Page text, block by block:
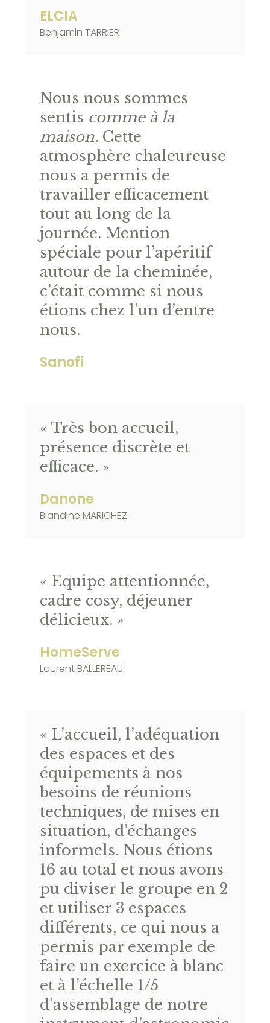
ELCIA
Benjamin TARRIER
Nous nous sommes
sentis comme à la
maison. Cette
atmosphère chaleureuse
nous a permis de
travailler efficacement
tout au long de la
journée. Mention
spéciale pour l’apéritif
autour de la cheminée,
c’était comme si nous
étions chez l’un d’entre
nous.
Sanofi
« Très bon accueil,
présence discrète et
efficace. »
Danone
Blandine MARICHEZ
« Equipe attentionnée,
cadre cosy, déjeuner
délicieux. »
HomeServe
Laurent BALLEREAU
« L’accueil, l’adéquation
des espaces et des
équipements à nos
besoins de réunions
techniques, de mises en
situation, d’échanges
informels. Nous étions
16 au total et nous avons
pu diviser le groupe en 2
et utiliser 3 espaces
différents, ce qui nous a
permis par exemple de
faire un exercice à blanc
et à l’échelle 1/5
d’assemblage de notre